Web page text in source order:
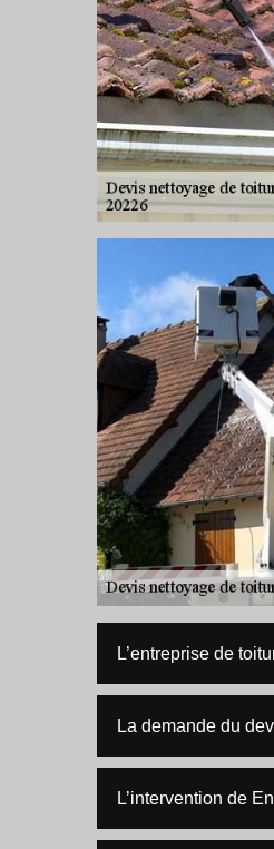
L’entreprise de
La demande du
L’intervention de